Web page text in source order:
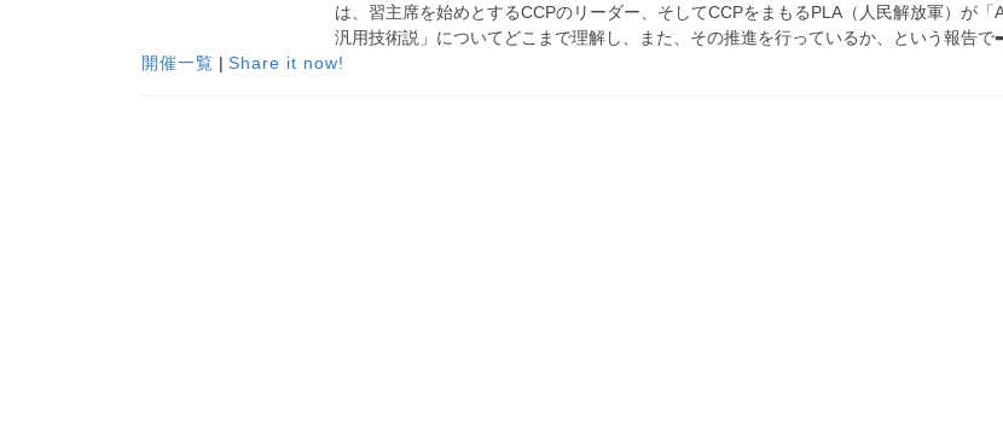
は、習主席を始めとするCCPのリーダー、そしてCCPをまもるPLA（人民解放軍）が「
汎用技術説」についてどこまで理解し、また、その推進を行っているか、という報告で
開催一覧 | Share it now!